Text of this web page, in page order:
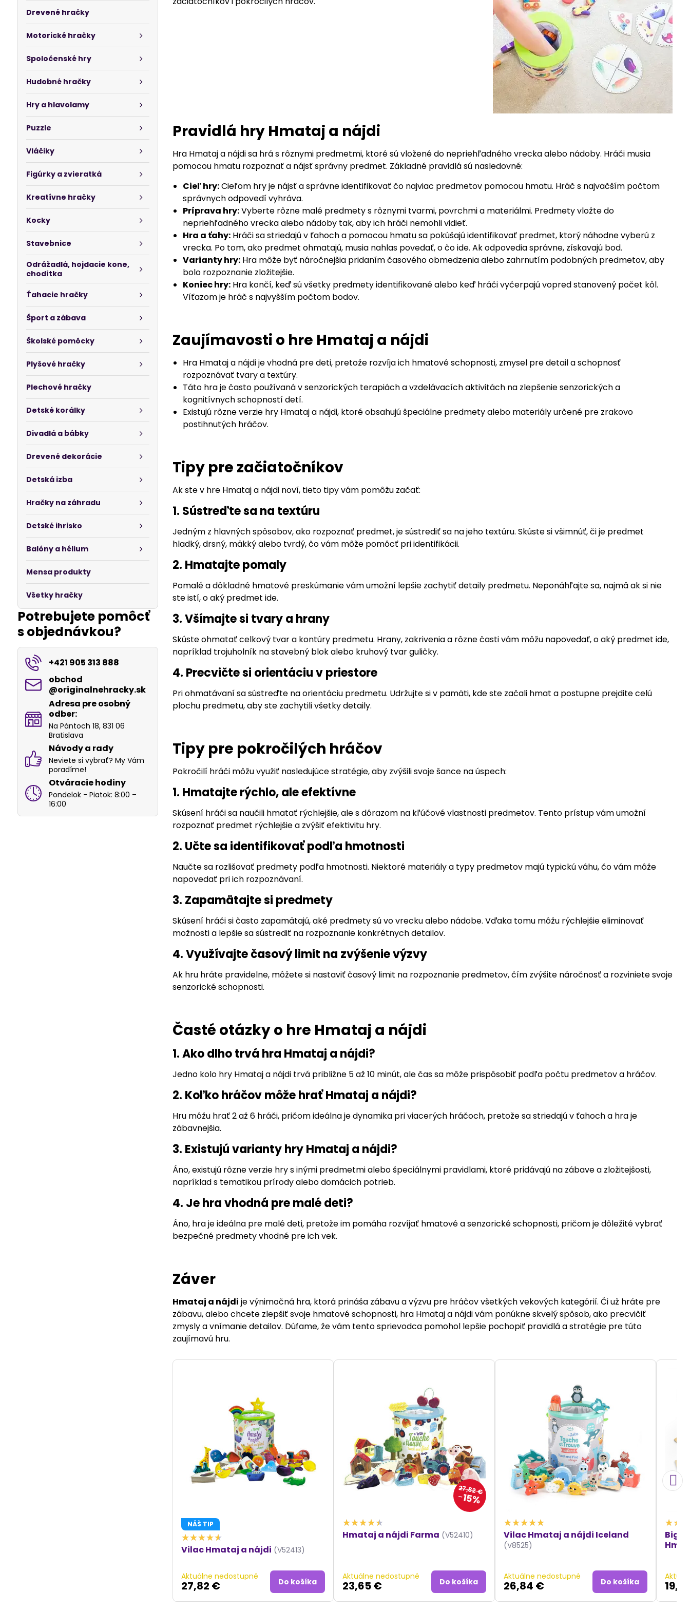
Pravidlá hry Hmataj a nájdi
Hra Hmataj a nájdi sa hrá s rôznymi predmetmi, ktoré sú vložené do nepriehľadného vrecka alebo nádoby. Hráči musia
pomocou hmatu rozpoznať a nájsť správny predmet. Základné pravidlá sú nasledovné:
Cieľ hry:Cieľom hry je nájsť a správne identifikovať čo najviac predmetov pomocou hmatu. Hráč s najväčším počtom
správnych odpovedí vyhráva.
Príprava hry:Vyberte rôzne malé predmety s rôznymi tvarmi, povrchmi a materiálmi. Predmety vložte do
nepriehľadného vrecka alebo nádoby tak, aby ich hráči nemohli vidieť.
Hra a ťahy: Hráči sa striedajú v ťahoch a pomocou hmatu sa pokúšajú identifikovať predmet, ktorý náhodne vyberú z
vrecka. Po tom, ako predmet ohmatajú, musia nahlas povedať, o čo ide. Ak odpovedia správne, získavajú bod.
Varianty hry: Hra môže byť náročnejšia pridaním časového obmedzenia alebo zahrnutím podobných predmetov, aby
bolo rozpoznanie zložitejšie.
Koniec hry: Hra končí, keď sú všetky predmety identifikované alebo keď hráči vyčerpajú vopred stanovený počet kôl.
Víťazom je hráč s najvyšším počtom bodov.
Zaujímavosti o hre Hmataj a nájdi
Hra Hmataj a nájdi je vhodná pre deti, pretože rozvíja ich hmatové schopnosti, zmysel pre detail a schopnosť
rozpoznávať tvary a textúry.
Táto hra je často používaná v senzorických terapiách a vzdelávacích aktivitách na zlepšenie senzorických a
kognitívnych schopností detí.
Existujú rôzne verzie hry Hmataj a nájdi, ktoré obsahujú špeciálne predmety alebo materiály určené pre zrakovo
postihnutých hráčov.
Tipy pre začiatočníkov
Ak ste v hre Hmataj a nájdi noví, tieto tipy vám pomôžu začať:
1. Sústreďte sa na textúru
Jedným z hlavných spôsobov, ako rozpoznať predmet, je sústrediť sa na jeho textúru. Skúste si všimnúť, či je predmet
hladký, drsný, mäkký alebo tvrdý, čo vám môže pomôcť pri identifikácii.
2. Hmatajte pomaly
Pomalé a dôkladné hmatové preskúmanie vám umožní lepšie zachytiť detaily predmetu. Neponáhľajte sa, najmä ak si nie
ste istí, o aký predmet ide.
3. Všímajte si tvary a hrany
Skúste ohmatať celkový tvar a kontúry predmetu. Hrany, zakrivenia a rôzne časti vám môžu napovedať, o aký predmet ide,
napríklad trojuholník na stavebný blok alebo kruhový tvar guličky.
4. Precvičte si orientáciu v priestore
Pri ohmatávaní sa sústreďte na orientáciu predmetu. Udržujte si v pamäti, kde ste začali hmat a postupne prejdite celú
plochu predmetu, aby ste zachytili všetky detaily.
Tipy pre pokročilých hráčov
Pokročilí hráči môžu využiť nasledujúce stratégie, aby zvýšili svoje šance na úspech:
1. Hmatajte rýchlo, ale efektívne
Skúsení hráči sa naučili hmatať rýchlejšie, ale s dôrazom na kľúčové vlastnosti predmetov. Tento prístup vám umožní
rozpoznať predmet rýchlejšie a zvýšiť efektivitu hry.
2. Učte sa identifikovať podľa hmotnosti
Naučte sa rozlišovať predmety podľa hmotnosti. Niektoré materiály a typy predmetov majú typickú váhu, čo vám môže
napovedať pri ich rozpoznávaní.
3. Zapamätajte si predmety
Skúsení hráči si často zapamätajú, aké predmety sú vo vrecku alebo nádobe. Vďaka tomu môžu rýchlejšie eliminovať
možnosti a lepšie sa sústrediť na rozpoznanie konkrétnych detailov.
4. Využívajte časový limit na zvýšenie výzvy
Ak hru hráte pravidelne, môžete si nastaviť časový limit na rozpoznanie predmetov, čím zvýšite náročnosť a rozviniete svoje
senzorické schopnosti.
Časté otázky o hre Hmataj a nájdi
1. Ako dlho trvá hra Hmataj a nájdi?
Jedno kolo hry Hmataj a nájdi trvá približne 5 až 10 minút, ale čas sa môže prispôsobiť podľa počtu predmetov a hráčov.
2. Koľko hráčov môže hrať Hmataj a nájdi?
Hru môžu hrať 2 až 6 hráči, pričom ideálna je dynamika pri viacerých hráčoch, pretože sa striedajú v ťahoch a hra je
zábavnejšia.
3. Existujú varianty hry Hmataj a nájdi?
Áno, existujú rôzne verzie hry s inými predmetmi alebo špeciálnymi pravidlami, ktoré pridávajú na zábave a zložitejšosti,
napríklad s tematikou prírody alebo domácich potrieb.
4. Je hra vhodná pre malé deti?
Áno, hra je ideálna pre malé deti, pretože im pomáha rozvíjať hmatové a senzorické schopnosti, pričom je dôležité vybrať
bezpečné predmety vhodné pre ich vek.
Záver
Hmataj a nájdi je výnimočná hra, ktorá prináša zábavu a výzvu pre hráčov všetkých vekových kategórií. Či už hráte pre
zábavu, alebo chcete zlepšiť svoje hmatové schopnosti, hra Hmataj a nájdi vám ponúkne skvelý spôsob, ako precvičiť
zmysly a vnímanie detailov. Dúfame, že vám tento sprievodca pomohol lepšie pochopiť pravidlá a stratégie pre túto
zaujímavú hru.
NÁŠ TIP
Vilac Hmataj a nájdi (V52413)
Aktuálne nedostupné
27,82 € Do košíka
27,82 €
15%
Hmataj a nájdi Farma (V52410)
Aktuálne nedostupné
23,65 € Do košíka
Vilac Hmataj a nájdi Iceland
(V8525)
Aktuálne nedostupné
26,84 € Do košíka
Drevené hračky
Motorické hračky
Spoločenské hry
Hudobné hračky
Hry a hlavolamy
Puzzle
Vláčiky
Figúrky a zvieratká
Kreatívne hračky
Kocky
Stavebnice
Odrážadlá, hojdacie kone,
chodítka
Ťahacie hračky
Šport a zábava
Školské pomôcky
Plyšové hračky
Plechové hračky
Detské korálky
Divadlá a bábky
Drevené dekorácie
Detská izba
Hračky na záhradu
Detské ihrisko
Balóny a hélium
Mensa produkty
Všetky hračky
Potrebujete pomôcť
s objednávkou?
+421 905 313 888
obchod​
@originalnehracky​.sk
Adresa pre osobný
odber:
Na Pántoch 18, 831 06
Bratislava
Návody a rady
Neviete si vybrať? My Vám
poradíme!
Otváracie hodiny
Pondelok - Piatok: 8:00 –
16:00